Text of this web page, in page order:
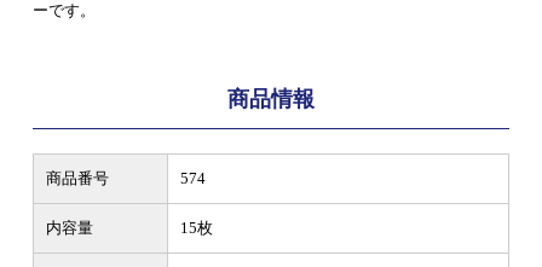
ーです。
商品情報
商品番号 574
内容量 15枚